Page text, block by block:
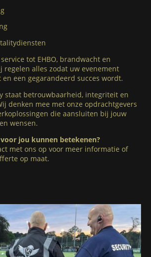
tot EHBO, brandwacht en
regelen alles zodat uw evenement
en een gegarandeerd succes wordt.
staat betrouwbaarheid, integriteit en
denken mee met onze opdrachtgevers
die aansluiten bij jouw
wensen.
jou kunnen betekenen?
met ons op voor meer informatie of
op maat.